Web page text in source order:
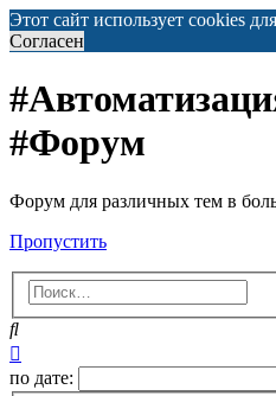
Этот сайт использует cookies
Согласен
#Форум
Форум для различных тем в
Пропустить
Поиск
поиск
по дате: